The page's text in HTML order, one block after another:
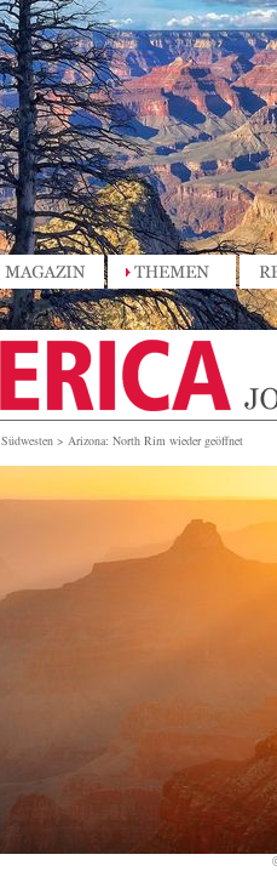
Südwesten > Arizona: North Rim wieder geöffnet